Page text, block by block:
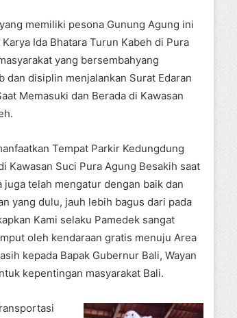
memiliki pesona Gunung Agung ini
Ida Bhatara Turun Kabeh di Pura
yang bersembahyang
dan disiplin menjalankan Surat Edaran
Memasuki dan Berada di Kawasan
Tempat Parkir Kedungdung
Kawasan Suci Pura Agung Besakih saat
telah mengatur dengan baik dan
yang dulu, jauh lebih bagus dari pada
Kami selaku Pamedek sangat
oleh kendaraan gratis menuju Area
kepada Bapak Gubernur Bali, Wayan
kepentingan masyarakat Bali.